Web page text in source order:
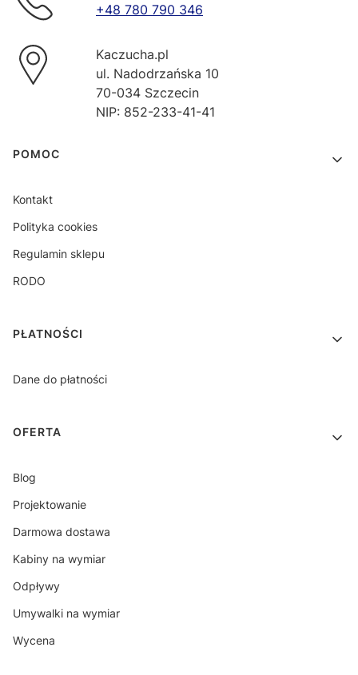
+48 780 790 346
Kaczucha.pl
ul. Nadodrzańska 10
70-034 Szczecin
NIP: 852-233-41-41
Linki w stopce
POMOC
Kontakt
Polityka cookies
Regulamin sklepu
RODO
PŁATNOŚCI
Dane do płatności
OFERTA
Blog
Projektowanie
Darmowa dostawa
Kabiny na wymiar
Odpływy
Umywalki na wymiar
Wycena